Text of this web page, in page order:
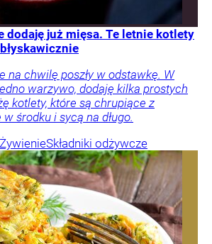
dodaję już mięsa. Te letnie kotlety
na chwilę poszły w odstawkę. W
warzywo, dodaję kilka prostych
kotlety, które są chrupiące z
środku i sycą na długo.
ŻywienieSkładniki odżywcze